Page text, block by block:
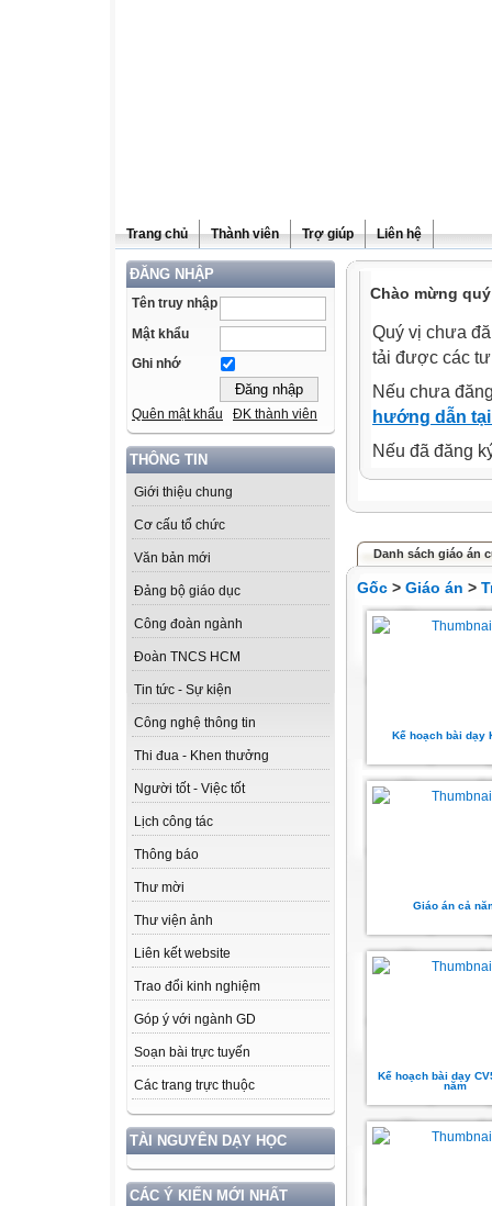
Trang chủ Thành viên Trợ giúp Liên hệ
ĐĂNG NHẬP
Tên truy nhập
Mật khẩu
Ghi nhớ
Quên mật khẩu ĐK thành viên
THÔNG TIN
Giới thiệu chung
Cơ cấu tổ chức
Văn bản mới
Đảng bộ giáo dục
Công đoàn ngành
Đoàn TNCS HCM
Tin tức - Sự kiện
Công nghệ thông tin
Thi đua - Khen thưởng
Người tốt - Việc tốt
Lịch công tác
Thông báo
Thư mời
Thư viện ảnh
Liên kết website
Trao đổi kinh nghiệm
Góp ý với ngành GD
Soạn bài trực tuyến
Các trang trực thuộc
TÀI NGUYÊN DẠY HỌC
CÁC Ý KIẾN MỚI NHẤT
Chào mừng
Quý vị chưa
tải được các
Nếu chưa
hướng dẫn
Nếu đã đăng
Danh sách giáo án
Gốc > Giáo án >
Kế hoạch bài dạy
Giáo án cả
Kế hoạch bài dạy
năm